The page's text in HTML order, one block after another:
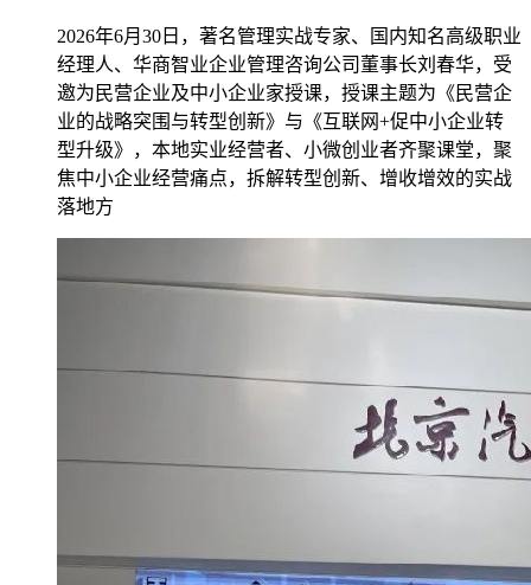
2026年6月30日，著名管理实战专家、国内知名高级职业
经理人、华商智业企业管理咨询公司董事长刘春华，受
邀为民营企业及中小企业家授课，授课主题为《民营企
业的战略突围与转型创新》与《互联网+促中小企业转
型升级》，本地实业经营者、小微创业者齐聚课堂，聚
焦中小企业经营痛点，拆解转型创新、增收增效的实战
落地方